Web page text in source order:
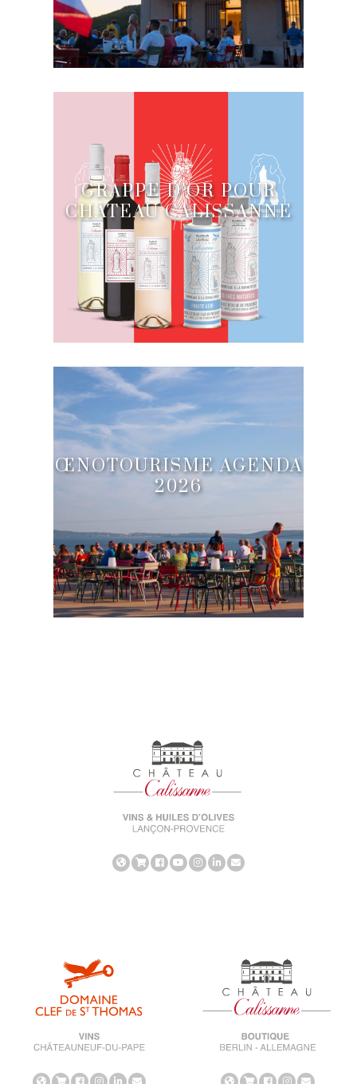
GRAPPE D’OR POUR
CHÂTEAU CALISSANNE
ŒNOTOURISME AGENDA
2026